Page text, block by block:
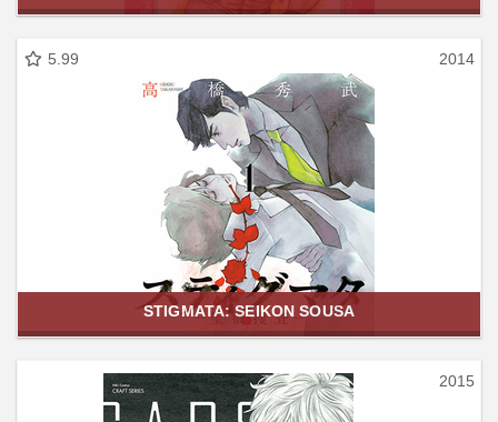
5.99 2014
STIGMATA: SEIKON SOUSA
2015